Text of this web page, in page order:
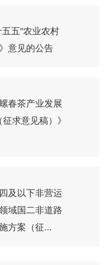
五"农业农村
意见的公告
春茶产业发展
求意见稿）》
及以下非营运
域国二非道路
方案（征...